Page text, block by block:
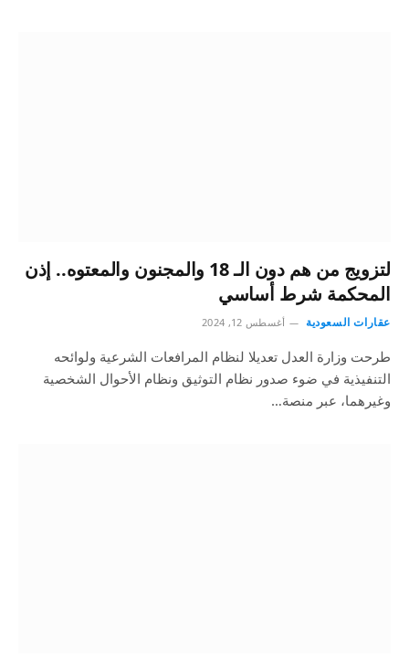
لتزويج من هم دون الـ 18 والمجنون والمعتوه.. إذن
المحكمة شرط أساسي
عقارات السعودية أغسطس 12, 2024
طرحت وزارة العدل تعديلا لنظام المرافعات الشرعية ولوائحه
التنفيذية في ضوء صدور نظام التوثيق ونظام الأحوال الشخصية
وغيرهما، عبر منصة…